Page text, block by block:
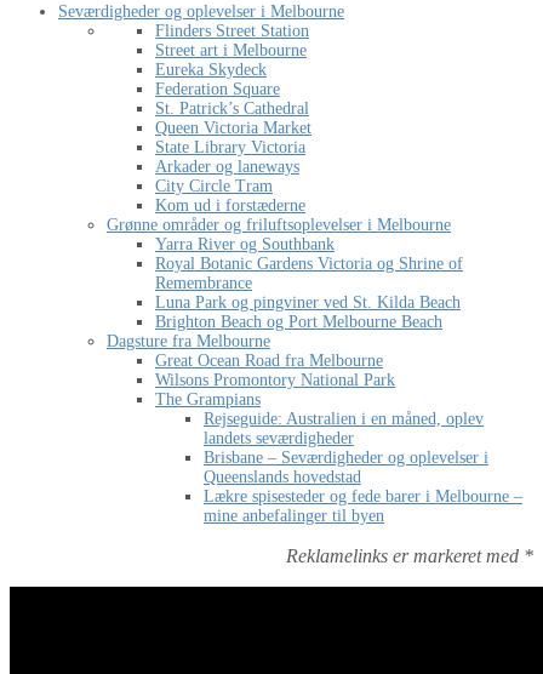
Seværdigheder og oplevelser i Melbourne
Flinders Street Station
Street art i Melbourne
Eureka Skydeck
Federation Square
St. Patrick’s Cathedral
Queen Victoria Market
State Library Victoria
Arkader og laneways
City Circle Tram
Kom ud i forstæderne
Grønne områder og friluftsoplevelser i Melbourne
Yarra River og Southbank
Royal Botanic Gardens Victoria og Shrine of
Remembrance
Luna Park og pingviner ved St. Kilda Beach
Brighton Beach og Port Melbourne Beach
Dagsture fra Melbourne
Great Ocean Road fra Melbourne
Wilsons Promontory National Park
The Grampians
Rejseguide: Australien i en måned, oplev
landets seværdigheder
Brisbane – Seværdigheder og oplevelser i
Queenslands hovedstad
Lækre spisesteder og fede barer i Melbourne –
mine anbefalinger til byen
Reklamelinks er markeret med *